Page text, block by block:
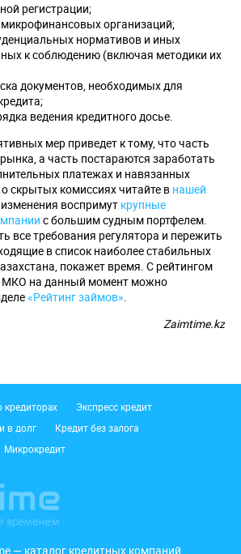
регистрации;
микрофинансовых организаций;
нормативов и иных
к соблюдению (включая методики их
документов, необходимых для
ведения кредитного досье.
мер приведет к тому, что часть
а часть постараются заработать
платежах и навязанных
скрытых комиссиях читайте в нашей
изменения воспримут крупные
с большим судным портфелем.
все требования регулятора и пережить
в список наиболее стабильных
покажет время. С рейтингом
МКО на данный момент можно
«Рейтинг займов».
Zaimtime.kz
Экспресс кредит
в долг
Кредит без залога
Микрокредит
— каталог кредитных компаний